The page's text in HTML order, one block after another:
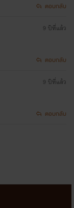
ตอบกลับ
9 ปีที่แล้ว
ตอบกลับ
9 ปีที่แล้ว
ตอบกลับ